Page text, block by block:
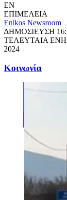
EN
ΕΠΙΜΕΛΕΙΑ
Enikos Newsroom
ΔΗΜΟΣΙΕΥΣΗ
ΤΕΛΕΥΤΑΙΑ
2024
Κοινωνία